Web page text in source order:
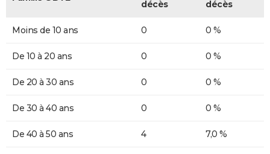
décès
décès
Moins de 10 ans 0 0 %
De 10 à 20 ans 0 0 %
De 20 à 30 ans 0 0 %
De 30 à 40 ans 0 0 %
De 40 à 50 ans 4 7,0 %